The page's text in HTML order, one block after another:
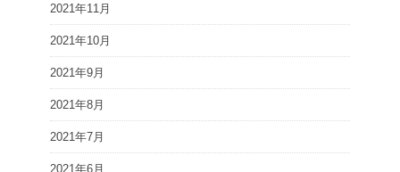
2021年11月
2021年10月
2021年9月
2021年8月
2021年7月
2021年6月